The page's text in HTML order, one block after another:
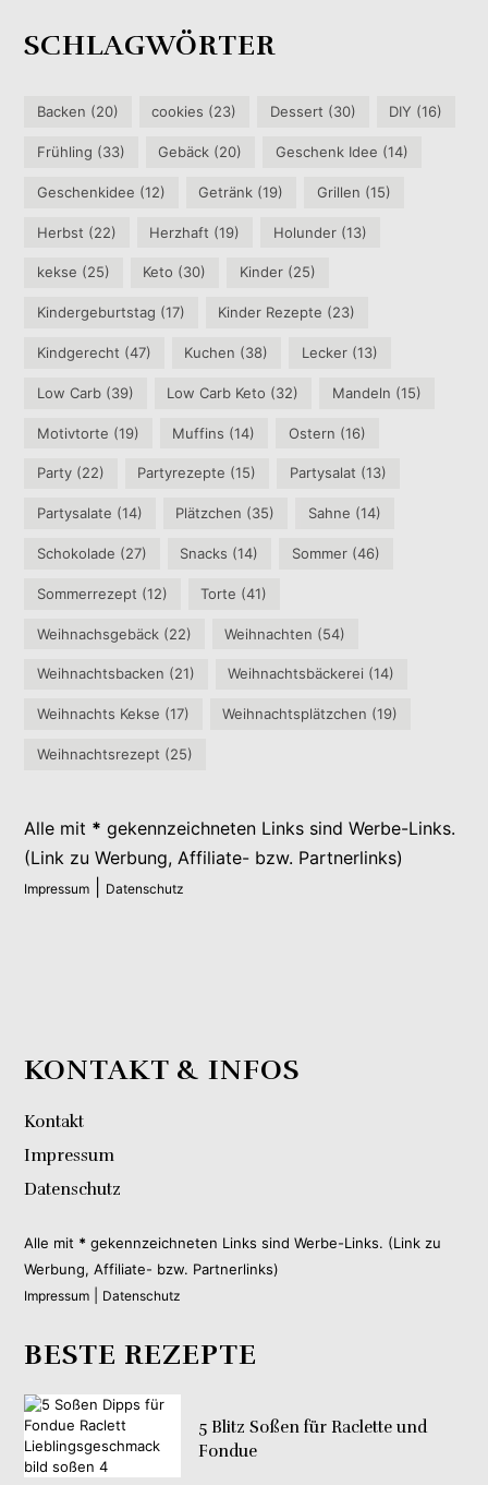
SCHLAGWÖRTER
Backen (20) cookies (23) Dessert (30) DIY (16)
Frühling (33) Gebäck (20) Geschenk Idee (14)
Geschenkidee (12) Getränk (19) Grillen (15)
Herbst (22) Herzhaft (19) Holunder(13)
kekse (25) Keto (30) Kinder(25)
Kindergeburtstag (17) Kinder Rezepte (23)
Kindgerecht (47) Kuchen (38) Lecker(13)
Low Carb (39) Low Carb Keto (32) Mandeln (15)
Motivtorte (19) Muffins (14) Ostern (16)
Party (22) Partyrezepte (15) Partysalat (13)
Partysalate (14) Plätzchen (35) Sahne (14)
Schokolade (27) Snacks (14) Sommer(46)
Sommerrezept (12) Torte (41)
Weihnachsgebäck (22) Weihnachten (54)
Weihnachtsbacken (21) Weihnachtsbäckerei (14)
Weihnachts Kekse (17) Weihnachtsplätzchen (19)
Weihnachtsrezept (25)
Alle mit * gekennzeichneten Links sind Werbe-Links.
(Link zu Werbung, Affiliate- bzw. Partnerlinks)
Impressum Datenschutz
KONTAKT & INFOS
Kontakt
Impressum
Datenschutz
Alle mit * gekennzeichneten Links sind Werbe-Links. (Link zu
Werbung, Affiliate- bzw. Partnerlinks)
Impressum Datenschutz
BESTE REZEPTE
5 Blitz Soßen für Raclette und
Fondue